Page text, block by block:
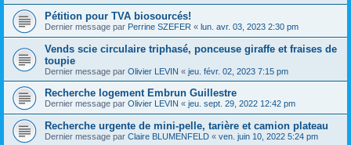
Pétition pour TVA biosourcés!
Dernier message par Perrine SZEFER « lun. avr. 03, 2023 2:30 pm
Vends scie circulaire triphasé, ponceuse giraffe et fraises de
toupie
Dernier message par Olivier LEVIN « jeu. févr. 02, 2023 7:15 pm
Recherche logement Embrun Guillestre
Dernier message par Olivier LEVIN « jeu. sept. 29, 2022 12:42 pm
Recherche urgente de mini-pelle, tarière et camion plateau
Dernier message par Claire BLUMENFELD « ven. juin 10, 2022 5:24 pm